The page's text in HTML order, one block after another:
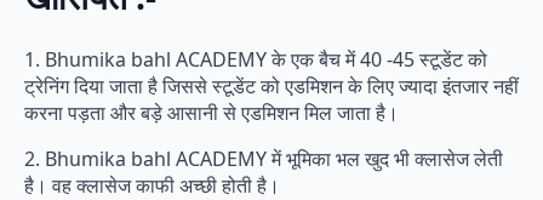
1. Bhumika bahl ACADEMY के एक बैच में 40 -45 स्टूडेंट को
ट्रेनिंग दिया जाता है जिससे स्टूडेंट को एडमिशन के लिए ज्यादा इंतजार नहीं
करना पड़ता और बड़े आसानी से एडमिशन मिल जाता है।
2. Bhumika bahl ACADEMY में भूमिका भल खुद भी क्लासेज लेती
है। वह क्लासेज काफी अच्छी होती है।